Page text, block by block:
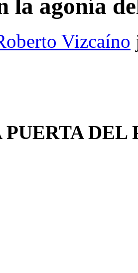
la agonía
Vizcaíno
DEL